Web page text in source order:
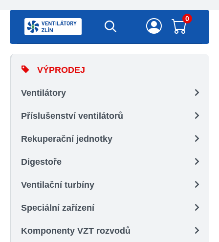
0
VÝPRODEJ
Ventilátory
Příslušenství ventilátorů
Rekuperační jednotky
Digestoře
Ventilační turbíny
Speciální zařízení
Komponenty VZT rozvodů